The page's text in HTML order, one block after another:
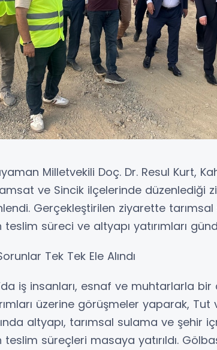
Milletvekili Doç. Dr. Resul Kurt,
ve Sincik ilçelerinde düzenlediği
Gerçekleştirilen ziyarette
teslim süreci ve altyapı yatırımları
Tek Tek Ele Alındı
iş insanları, esnaf ve muhtarlarla
üzerine görüşmeler yaparak, Tut
altyapı, tarımsal sulama ve şehir
teslim süreçleri masaya yatırıldı.